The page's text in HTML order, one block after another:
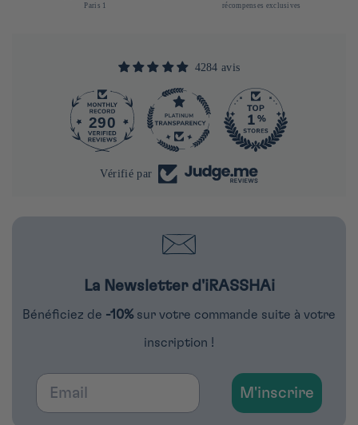
Paris 1
récompenses exclusives
4284 avis
290
Vérifié par
La Newsletter d'iRASSHAi
Bénéficiez de -10% sur votre commande suite à votre
inscription !
Email
M'inscrire